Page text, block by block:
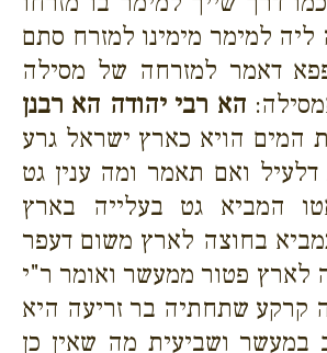
ליה למימר מימינו למזרח סתם
דאמר למזרחה של מסילה
הא רבי יהודה הא רבנן
המים הויא כארץ ישראל גרע
ואם תאמר ומה ענין גט
המביא גט בעלייה בארץ
בחוצה לארץ משום דעפר
פטור ממעשר ואומר ר"י
קרקע שתחתיה בר זריעה היא
במעשר ושביעית מה שאין כן